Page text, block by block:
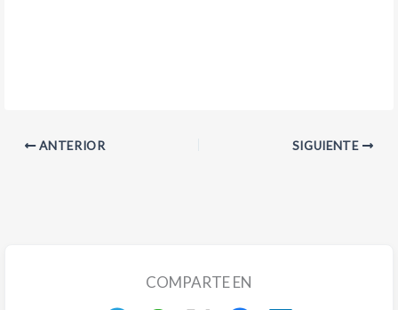
ANTERIOR SIGUIENTE
COMPARTE EN